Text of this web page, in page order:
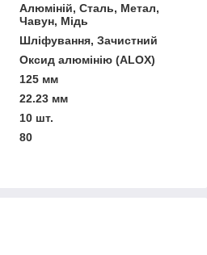
Алюміній, Сталь, Метал,
Чавун, Мідь
Шліфування, Зачистний
Оксид алюмінію (ALOX)
125 мм
22.23 мм
10 шт.
80